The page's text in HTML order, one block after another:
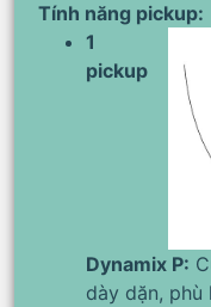
Tính năng pickup:
1
pickup
Dynamix P:
dày dặn, phù